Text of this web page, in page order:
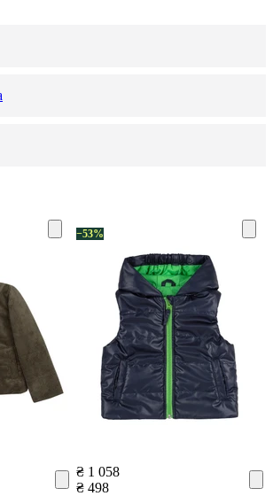
−53%
₴ 1 058
₴ 498